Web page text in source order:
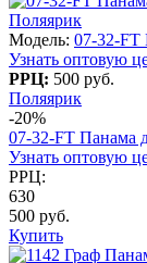
Поляярик
Модель: 07-32-FT
Узнать оптовую
РРЦ: 500 руб.
Поляярик
-20%
07-32-FT Панама
Узнать оптовую
РРЦ:
630
500 руб.
Купить